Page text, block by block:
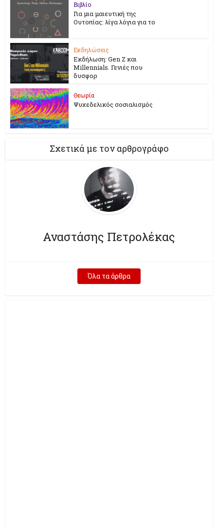
Βιβλίο
Για μια μαιευτική της
Ουτοπίας: λίγα λόγια για το
Εκδηλώσεις
Εκδήλωση: Gen Z και
Millennials. Γενιές που
δυσφορ
Θεωρία
Ψυχεδελικός σοσιαλισμός
Σχετικά με τον αρθρογράφο
Αναστάσης Πετρολέκας
Όλα τα άρθρα